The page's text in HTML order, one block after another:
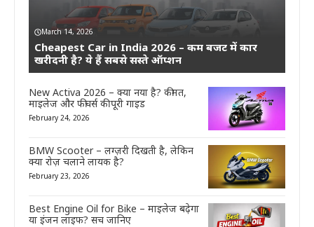
March 14, 2026
Cheapest Car in India 2026 – कम बजट में कार
खरीदनी है? ये हैं सबसे सस्ते ऑप्शन
New Activa 2026 – क्या नया है? कीमत,
माइलेज और फीचर्स की पूरी गाइड
February 24, 2026
BMW Scooter – लग्ज़री दिखती है, लेकिन
क्या रोज़ चलाने लायक है?
February 23, 2026
Best Engine Oil for Bike – माइलेज बढ़ेगा
या इंजन लाइफ? सच जानिए